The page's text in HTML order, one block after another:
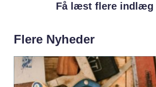
Få læst flere indlæg
Flere Nyheder